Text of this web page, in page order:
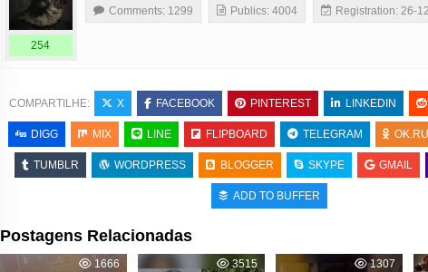
254
Comments: 1299 Publics: 4004 Registration: 26-
COMPARTILHE: X FACEBOOK PINTEREST LINKEDIN
DIGG MIX LINE FLIPBOARD TELEGRAM OK.RU
TUMBLR WORDPRESS BLOGGER SKYPE GMAIL
ADD TO BUFFER
Postagens Relacionadas
1666 3515 1307